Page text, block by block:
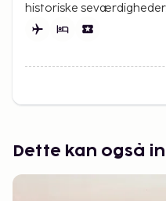
historiske
piazzaer og nyd
Dette kan også